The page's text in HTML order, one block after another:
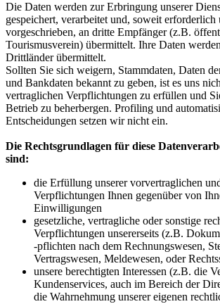
Die Daten werden zur Erbringung unserer
gespeichert, verarbeitet und, soweit erforderlich
vorgeschrieben, an dritte Empfänger (z.B.
Tourismusverein) übermittelt. Ihre Daten
Drittländer übermittelt.
Sollten Sie sich weigern, Stammdaten, Daten
und Bankdaten bekannt zu geben, ist es uns
vertraglichen Verpflichtungen zu erfüllen und
Betrieb zu beherbergen. Profiling und
Entscheidungen setzen wir nicht ein.
Die Rechtsgrundlagen für diese
sind:
die Erfüllung unserer vorvertraglichen
Verpflichtungen Ihnen gegenüber von
Einwilligungen
gesetzliche, vertragliche oder sonstige
Verpflichtungen unsererseits (z.B.
-pflichten nach dem Rechnungswesen,
Vertragswesen, Meldewesen, oder
unsere berechtigten Interessen (z.B. die
Kundenservices, auch im Bereich der
die Wahrnehmung unserer eigenen